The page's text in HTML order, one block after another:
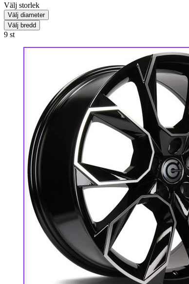
Välj storlek
Välj diameter
Välj bredd
9 st